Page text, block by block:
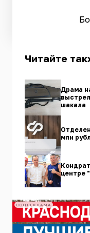
Читайте
Драма
шакала
млн
центре
СОЦРЕКЛАМА